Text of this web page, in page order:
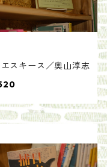
スキース／奥山淳志